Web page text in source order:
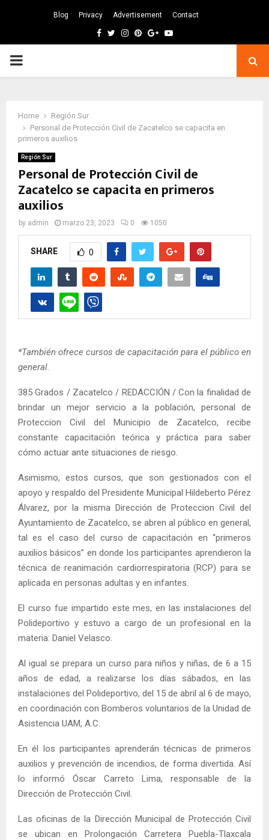
Blog Privacy Advertisement Contact
Facebook
TwitterInstagram
Pinterest
GoogleYoutube
PRIMARY
Home
Región Sur
Personal de Protección Civil de Zacatelco se capacita en
primeros auxilios
Región Sur
Personal de Protección Civil de
Zacatelco se capacita en primeros
auxilios
by admin marzo 23, 2023 0 1050
SHARE 0
*También ofrece cursos de capacitación para el público en
general.
385 Grados / Zacatelco / REDACCIÓN / Con la finalidad de
brindar un mejor servicio a la población, personal de
Proteccion Civil del Municipio de Zacatelco, recibe
constante capacitación teórica y práctica para saber
cómo actuar ante situaciones de riesgo.
Asimismo, estos cursos, que son gestionados con el
apoyo y respaldo del Presidente Municipal Hildeberto Pérez
Álvarez, por la misma Dirección de Proteccion Civil del
Ayuntamiento de Zacatelco, se abren al público en general,
tal es el caso del curso de capacitación en “primeros
auxilios básicos” en donde los participantes aprendieron la
técnica de reanimación cardiorrespiratoria (RCP) para se
aplicada en personas adultas y en infantes.
El curso fue impartido este mes, en las instalaciones del
Polideportivo y estuvo a cargo de un profesional en la
materia: Daniel Velasco.
Al igual se prepara un curso para niños y niñas, de 6 a 15
años de edad, a realizarse los días sábados, en las
instalaciones del Polideportivo, del 15 de abril al 6 de mayo,
en coordinación con Bomberos voluntarios de la Unidad de
Asistencia UAM, A.C.
En él los participantes aprenderán técnicas de primeros
auxilios y prevención de incendios, de forma divertida. Así
lo informó Óscar Carreto Lima, responsable de la
Dirección de Protección Civil.
Las oficinas de la Dirección Municipal de Protección Civil
se ubican en Prolongación Carretera Puebla-Tlaxcala